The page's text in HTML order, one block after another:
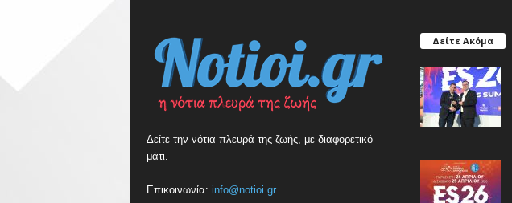
Δείτε την νότια πλευρά της ζωής, με διαφορετικό
μάτι.
Επικοινωνία: info@notioi.gr
Δείτε Ακόμα